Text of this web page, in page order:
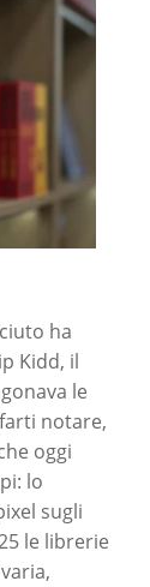
ha
Kidd, il
le
notare,
oggi
lo
sugli
le librerie